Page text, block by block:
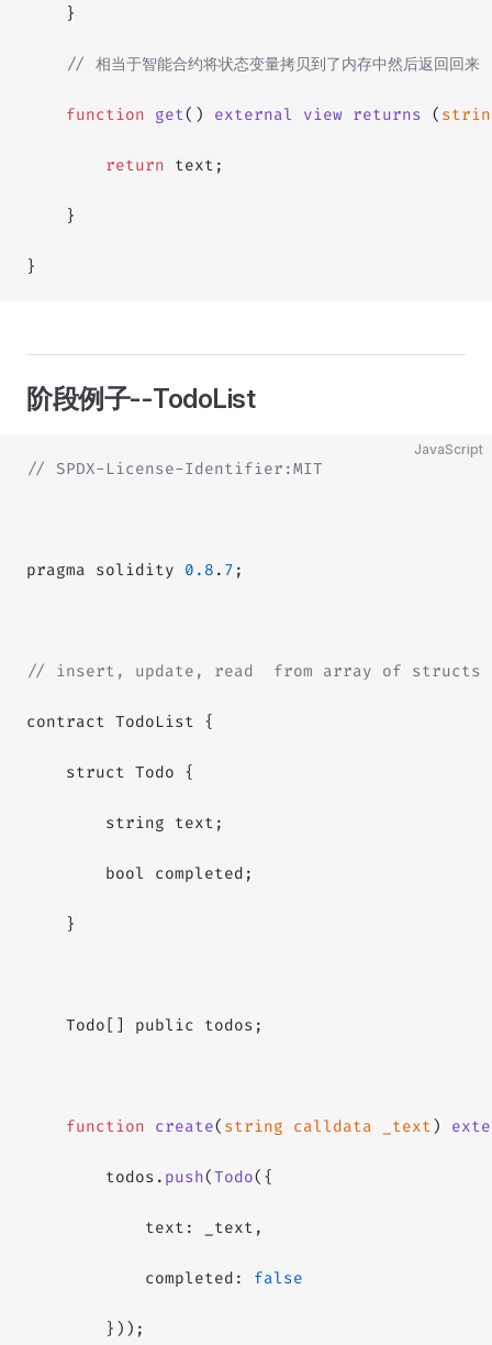
}
// 相当于智能合约将状态变量拷贝到了内存中然后返回回来
function get() external view returns (
return text;
}
}
阶段例子--TodoList
JavaScript
// SPDX-License-Identifier:MIT
pragma solidity 0.8 . 7 ;
// insert, update, read  from array of structs
contract TodoList {
struct Todo {
string text;
bool completed;
}
Todo[] public todos;
function create( string calldata _text )
todos. push(Todo({
text: _text,
completed: false
}));